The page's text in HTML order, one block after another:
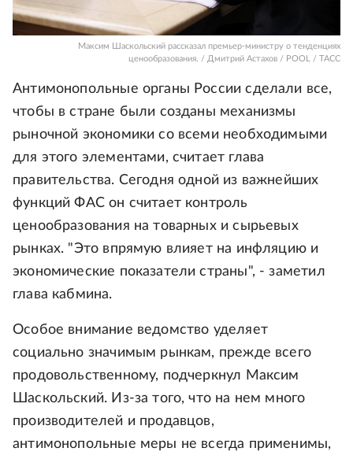
Максим Шаскольский рассказал премьер-министру о тенденциях
ценообразования. / Дмитрий Астахов / POOL / ТАСС
Антимонопольные органы России сделали все,
чтобы в стране были созданы механизмы
рыночной экономики со всеми необходимыми
для этого элементами, считает глава
правительства. Сегодня одной из важнейших
функций ФАС он считает контроль
ценообразования на товарных и сырьевых
рынках. "Это впрямую влияет на инфляцию и
экономические показатели страны", - заметил
глава кабмина.
Особое внимание ведомство уделяет
социально значимым рынкам, прежде всего
продовольственному, подчеркнул Максим
Шаскольский. Из-за того, что на нем много
производителей и продавцов,
антимонопольные меры не всегда применимы,